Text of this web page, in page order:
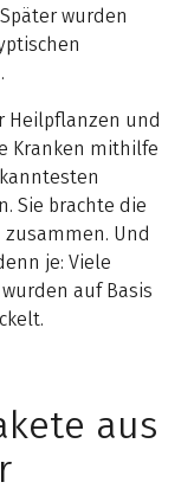
wurden
Heilpflanzen und
Kranken mithilfe
Sie brachte die
Und
je: Viele
auf Basis
aus